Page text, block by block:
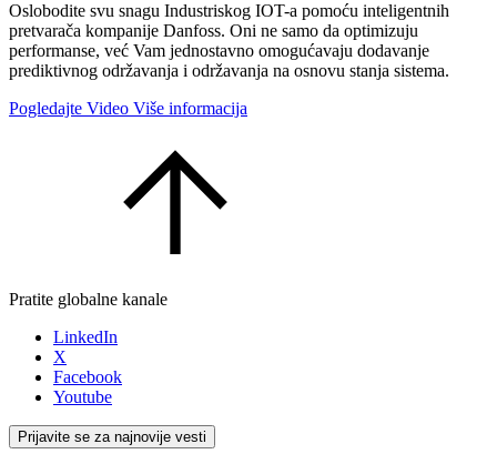
Oslobodite svu snagu Industriskog IOT-a pomoću inteligentnih
pretvarača kompanije Danfoss. Oni ne samo da optimizuju
performanse, već Vam jednostavno omogućavaju dodavanje
prediktivnog održavanja i održavanja na osnovu stanja sistema.
Pogledajte Video Više informacija
Pratite globalne kanale
LinkedIn
X
Facebook
Youtube
Prijavite se za najnovije vesti